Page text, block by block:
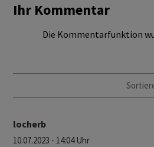
Ihr Kommentar
Die Kommentarfunktion
locherb
10.07.2023 - 14:04 Uhr